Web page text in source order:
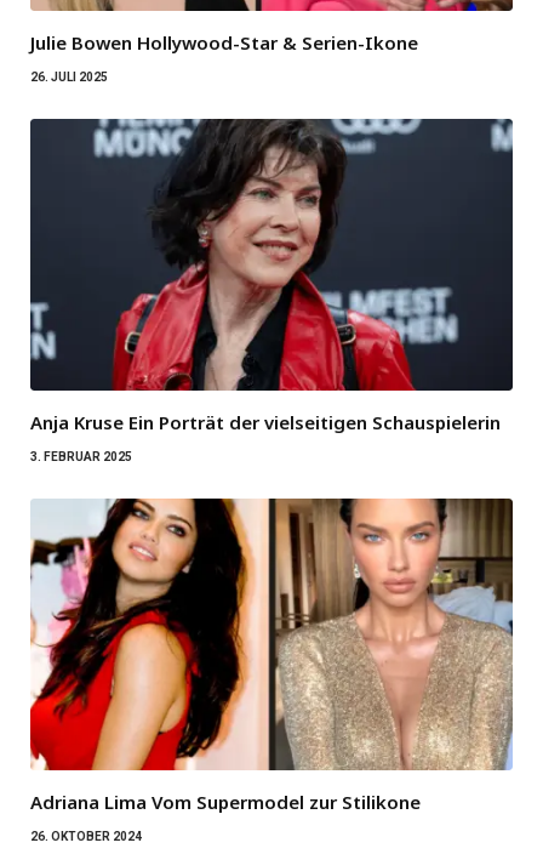
Julie Bowen Hollywood-Star & Serien-Ikone
26. JULI 2025
Anja Kruse Ein Porträt der vielseitigen Schauspielerin
3. FEBRUAR 2025
Adriana Lima Vom Supermodel zur Stilikone
26. OKTOBER 2024